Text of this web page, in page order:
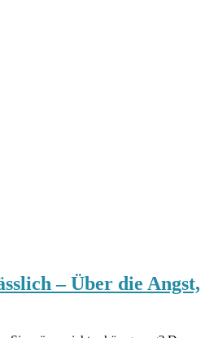
– Über die Angst,